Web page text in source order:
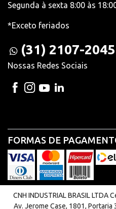
Segunda à sexta 8:00 às
*Exceto feriados
(31) 2107-2045
Nossas Redes Sociais
FORMAS DE
CNH INDUSTRIAL BRASIL LTDA
Av. Jerome Case, 1801, Portaria